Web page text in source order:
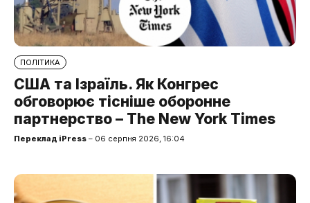
ПОЛІТИКА
США та Ізраїль. Як Конгрес
обговорює тісніше оборонне
партнерство – The New York Times
Переклад iPress – 06 серпня 2026, 16:04